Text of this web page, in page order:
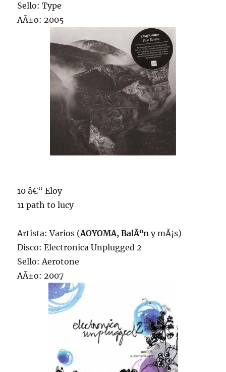
Sello: Type
AÃ±o: 2005
10 â€“ Eloy
11 path to lucy
Artista: Varios (AOYOMA, BalÃºny mÃ¡s)
Disco: Electronica Unplugged 2
Sello: Aerotone
AÃ±o: 2007